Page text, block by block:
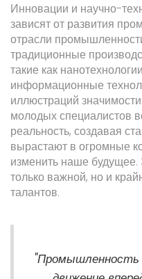
Инновации и научно-
зависят от развития
отрасли
традиционные
такие как
информационные
иллюстраций
молодых специалистов
реальность, создавая
вырастают в огромные
изменить наше будущее.
только важной, но и
талантов.
"Промышленность